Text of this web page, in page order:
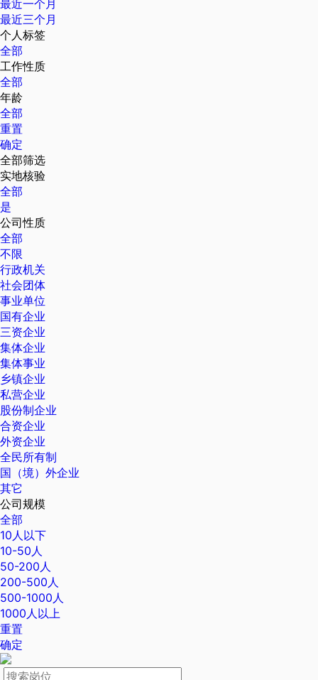
最近一个月
最近三个月
个人标签
全部
工作性质
全部
年龄
全部
重置
确定
全部筛选
实地核验
全部
是
公司性质
全部
不限
行政机关
社会团体
事业单位
国有企业
三资企业
集体企业
集体事业
乡镇企业
私营企业
股份制企业
合资企业
外资企业
全民所有制
国（境）外企业
其它
公司规模
全部
10人以下
10-50人
50-200人
200-500人
500-1000人
1000人以上
重置
确定